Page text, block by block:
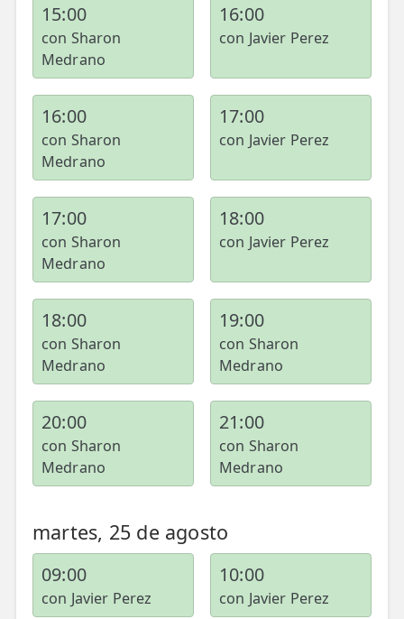
15:00
con Sharon
Medrano
16:00
con Javier Perez
16:00
con Sharon
Medrano
17:00
con Javier Perez
17:00
con Sharon
Medrano
18:00
con Javier Perez
18:00
con Sharon
Medrano
19:00
con Sharon
Medrano
20:00
con Sharon
Medrano
21:00
con Sharon
Medrano
martes, 25 de agosto
09:00
con Javier Perez
10:00
con Javier Perez